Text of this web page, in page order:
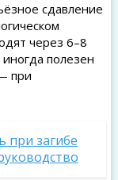
сдавление
через 6–8
полезен
при
при загибе